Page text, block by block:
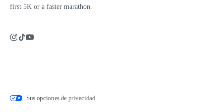
first 5K or a faster marathon.
Sus opciones de privacidad